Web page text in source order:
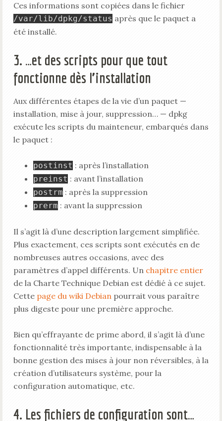
Ces informations sont copiées dans le fichier
/var/lib/dpkg/status après que le paquet a
été installé.
3. …et des scripts pour que tout
fonctionne dès l’installation
Aux différentes étapes de la vie d’un paquet —
installation, mise à jour, suppression… — dpkg
exécute les scripts du mainteneur, embarqués dans
le paquet :
postinst : après l’installation
preinst : avant l’installation
postrm : après la suppression
prerm : avant la suppression
Il s’agit là d’une description largement simplifiée.
Plus exactement, ces scripts sont exécutés en de
nombreuses autres occasions, avec des
paramètres d’appel différents. Un chapitre entier
de la Charte Technique Debian est dédié à ce sujet.
Cette page du wiki Debianpourrait vous paraître
plus digeste pour une première approche.
Bien qu’effrayante de prime abord, il s’agit là d’une
fonctionnalité très importante, indispensable à la
bonne gestion des mises à jour non réversibles, à la
création d’utilisateurs système, pour la
configuration automatique, etc.
4. Les fichiers de configuration sont…